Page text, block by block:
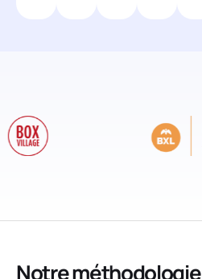
Notre méthodologie